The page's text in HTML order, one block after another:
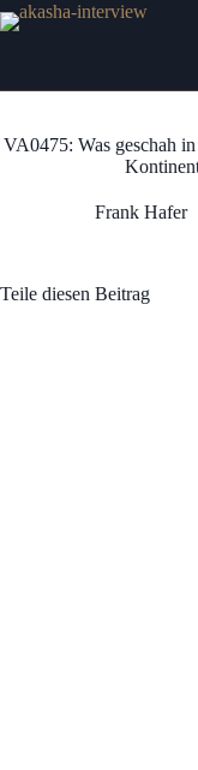
Zum
Inhalt
VA0475: Was geschah
Frank Hafer
Teile diesen Beitrag